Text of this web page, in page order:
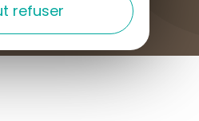
refuser